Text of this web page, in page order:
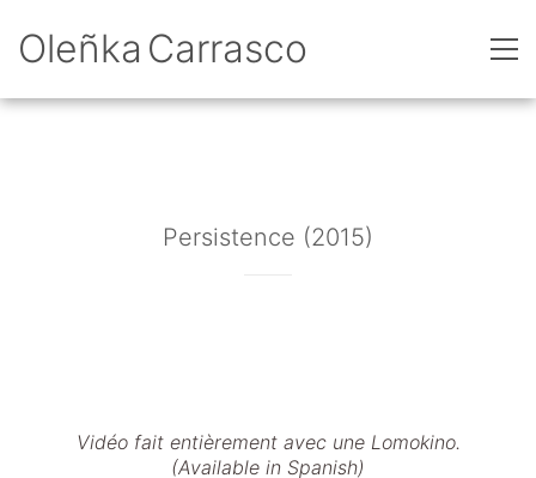
Oleñka Carrasco
Persistence (2015)
Vidéo fait entièrement avec une Lomokino.
(Available in Spanish)